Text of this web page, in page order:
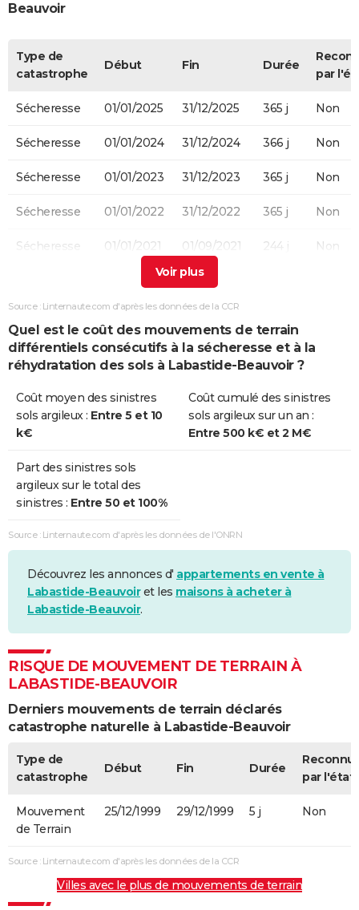
Beauvoir
Type de
catastrophe
Début Fin Durée
par
Sécheresse 01/01/2025 31/12/2025 365 j Non
Sécheresse 01/01/2024 31/12/2024 366 j Non
Sécheresse 01/01/2023 31/12/2023 365 j Non
Sécheresse 01/01/2022 31/12/2022 365 j Non
Sécheresse 01/01/2021 01/09/2021 244 j Non
01/01/2017
Sécheresse 01/01/2012 31/12/2012 366 j
Source : Linternaute.com d'après les données de la CCR
Quel est le coût des mouvements de terrain
différentiels consécutifs à la sécheresse et à la
réhydratation des sols à Labastide-Beauvoir ?
Coût moyen des sinistres
sols argileux : Entre 5 et 10
k€
Coût cumulé des sinistres
sols argileux sur un an :
Entre 500 k€ et 2 M€
Part des sinistres sols
argileux sur le total des
sinistres : Entre 50 et 100%
Source : Linternaute.com d'après les données de l'ONRN
Découvrez les annonces d' appartements en vente à
Labastide-Beauvoiret les maisons à acheter à
Labastide-Beauvoir.
RISQUE DE MOUVEMENT DE TERRAIN À
LABASTIDE-BEAUVOIR
Derniers mouvements de terrain déclarés
catastrophe naturelle à Labastide-Beauvoir
Type de
catastrophe
Début Fin Durée
par l'état
Mouvement
de Terrain
25/12/1999 29/12/1999 5 j Non
Source : Linternaute.com d'après les données de la CCR
Villes avec le plus de mouvements de terrain